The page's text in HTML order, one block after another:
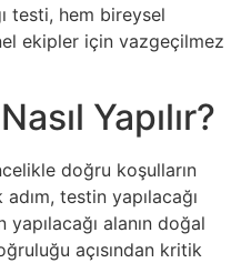
testi, hem bireysel
ekipler için vazgeçilmez
Yapılır?
doğru koşulların
testin yapılacağı
alanın doğal
açısından kritik